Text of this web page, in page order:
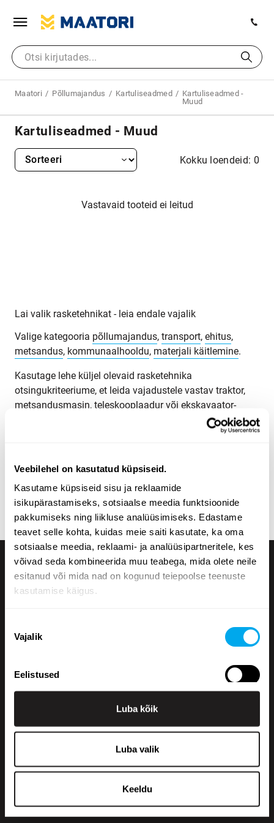
Veebilehel on kasutatud küpsiseid.
Kasutame küpsiseid sisu ja reklaamide
isikupärastamiseks, sotsiaalse meedia funktsioonide
pakkumiseks ning liikluse analüüsimiseks. Edastame
teavet selle kohta, kuidas meie saiti kasutate, ka oma
sotsiaalse meedia, reklaami- ja analüüsipartneritele, kes
võivad seda kombineerida muu teabega, mida olete neile
esitanud või mida nad on kogunud teiepoolse teenuste
kasutamise käigus.
valik
Vajalik
Eelistused
Luba kõik
Luba valik
Keeldu
Maatori Põllumajandus Kartuliseadmed
Kartuliseadmed -
Muud
Kartuliseadmed - Muud
Kokku loendeid: 0
Vastavaid tooteid ei leitud
Lai valik rasketehnikat - leia endale vajalik
Valige kategooria põllumajandus, transport, ehitus,
metsandus, kommunaalhooldu, materjali käitlemine.
Kasutage lehe küljel olevaid rasketehnika
otsingukriteeriume, et leida vajadustele vastav traktor,
metsandusmasin, teleskooplaadur või ekskavaator-
laadur. Otsige rasketehnikat tooterühma, margi, mudeli,
toote asukoha, väljalaskeaasta, hinna, kuulutuse tüübi
Tutvuge Maatori rasketehnika valikuga ja leidke oma
vajadustele sobiv toode! Kui te ei leia õiget, võite alati
võtta ühendustmeie müügiosakonnaga.
Maatori Oy
Somerotie 8
Virkatie 1
Ulkomaankauppoihin lisätään käsittelymaksu 350 € + alv.